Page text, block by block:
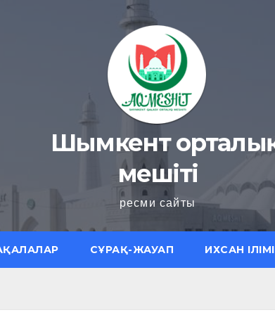
Шымкент орталық
мешіті
ресми сайты
СҰРАҚ-ЖАУАП ИХСАН ІЛІМІ